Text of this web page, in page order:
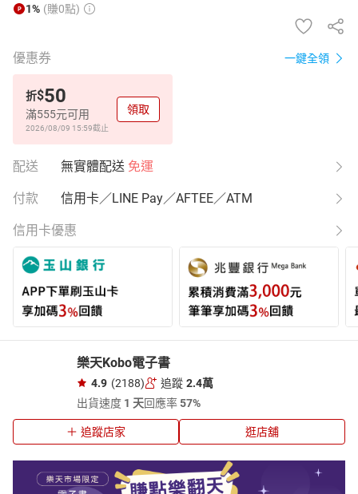
1% (賺0點)
優惠券 一鍵全領
折$50
滿555元可用
2026/08/09 15:59截止
領取
配送 無實體配送 免運
付款 信用卡／LINE Pay／AFTEE／ATM
信用卡優惠
樂天Kobo電子書
4.9 (2188) 追蹤 2.4萬
出貨速度 1 天回應率57%
追蹤店家 逛店舖